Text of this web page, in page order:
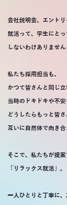
会社説明会、エントリ
就活って、学生にと
しないわけありません
私たち採用担当も、
かつて皆さんと同じ立
当時のドキドキや不安
どうしたらもっと皆さ
互いに自然体で向き合
そこで、私たちが提
「リラックス就活」。
一人ひとりと丁寧に、